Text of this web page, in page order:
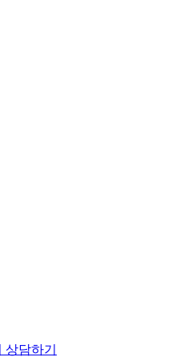
상담하기